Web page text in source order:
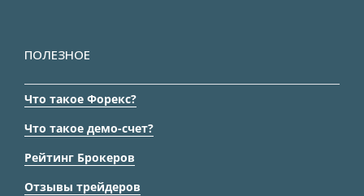
ПОЛЕЗНОЕ
Что такое Форекс?
Что такое демо-счет?
Рейтинг Брокеров
Отзывы трейдеров